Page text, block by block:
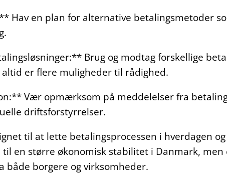
Hav en plan for alternative betalingsmetoder
Brug og modtag forskellige
er flere muligheder til rådighed.
Vær opmærksom på meddelelser fra
driftsforstyrrelser.
til at lette betalingsprocessen i hverdagen
en større økonomisk stabilitet i Danmark,
både borgere og virksomheder.